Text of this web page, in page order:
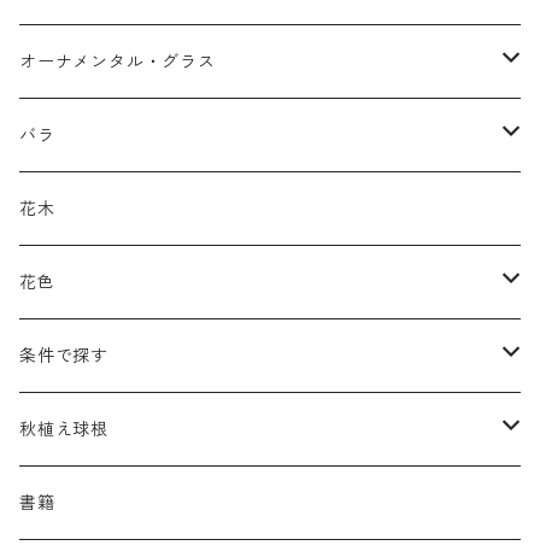
アガパンツス
アキレア
アストランティア
アデノフォラ
カ行
カラミンタ
カルタ
クランベ
サ行
サルウィア
サングイソルバ
タ行
タナケツム
タリクトルム
ナ行
ネペタ
ハ行
パエオニア
バプティシア
マ行
ムクゲニア
ラ行
ア行
アクタエア
アコニツム
アルンクス
カ行
ギボウシ
キレンゲショウマ
タ行
ティアレラ
ドイツスズラン
ハ行
ブルネラ
プルモナリア
マ行
メルテンシア
ラ行
ランプロカプノス
シダ類
オーナメンタル・グラス
ア行
エリムス
カ行
カスマンティウム
カレクス
サ行
スティパ
セスレリア
タ行
デスカンプシア
ハ行
ハコネクロア
マ行
バラ
原種類
ハマナシの交配種（HRg）
ランブラー
クライマー
半つる
花木
花色
黒
青
緑
条件で探す
蜜源植物
グランドカバーにも良い植物
秋植え球根
アリウム
書籍